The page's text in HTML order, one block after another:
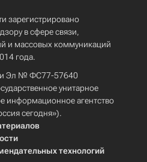
зарегистрировано
в сфере связи,
и массовых коммуникаций
года.
Эл № ФС77-57640
унитарное
информационное агентство
сегодня»).
технологий